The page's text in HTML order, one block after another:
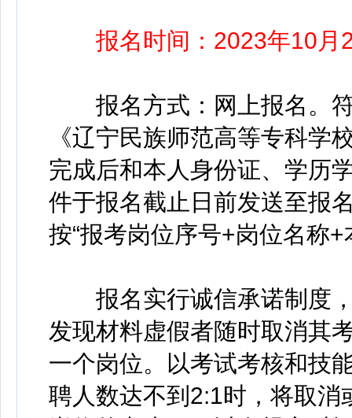
报名时间：2023年10月
报名方式：网上报名。符
《辽宁民族师范高等专科学
完成后和本人身份证、学历
件于报名截止日前发送至报
按“报考岗位序号+岗位名称+
报名实行诚信承诺制度，
发现材料虚假者随时取消其
一个岗位。以考试考核和技
聘人数达不到2:1时，将取